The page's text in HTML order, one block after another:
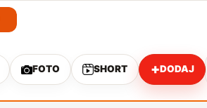
FOTO SHORT +DODAJ